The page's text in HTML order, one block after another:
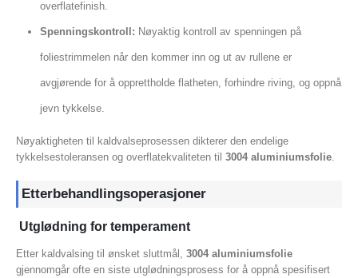
overflatefinish.
Spenningskontroll: Nøyaktig kontroll av spenningen på
foliestrimmelen når den kommer inn og ut av rullene er
avgjørende for å opprettholde flatheten, forhindre riving, og oppnå
jevn tykkelse.
Nøyaktigheten til kaldvalseprosessen dikterer den endelige
tykkelsestoleransen og overflatekvaliteten til 3004 aluminiumsfolie
Etterbehandlingsoperasjoner
Utglødning for temperament
Etter kaldvalsing til ønsket sluttmål, 3004 aluminiumsfolie
gjennomgår ofte en siste utglødningsprosess for å oppnå spesifisert